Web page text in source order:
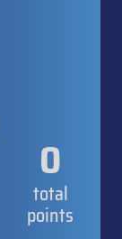
0
total
points